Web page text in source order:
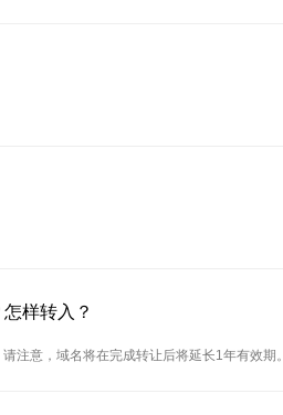
样转入？
注意，域名将在完成转让后将延长1年有效期。